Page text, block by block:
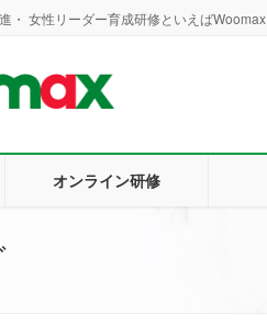
・ 女性リーダー育成研修といえばWoomax
オンライン研修